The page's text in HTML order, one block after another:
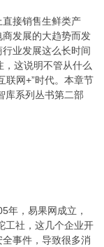
接销售生鲜类产
发展的大趋势而发
业发展这么长时间
这说明不管从什么
联网+”时代。本章节
库系列丛书第二部
年，易果网成立，
工社，这几个企业开
事件，导致很多消